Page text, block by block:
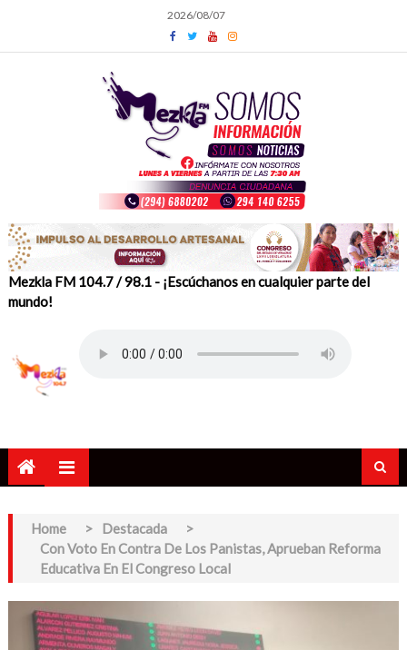
content
2026/08/07
Mezkla FM 104.7 / 98.1 - ¡Escúchanos en cualquier parte del
mundo!
Home > Destacada
>
Con Voto En Contra De Los Panistas, Aprueban Reforma
Educativa En El Congreso Local